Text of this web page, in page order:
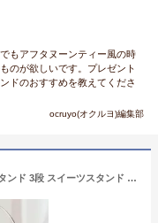
もアフタヌーンティー風の時
のが欲しいです。プレゼント
ドのおすすめを教えてくださ
ocruyo(オクルヨ)編集部
アフタヌーンティー スタンド ケーキスタンド 3段 スイーツスタンド まとめ買い 業務用 シンプル スイーツディスプレイ インテリア 桃の節句 ひなまつり 雛祭り ひな祭り 春 /3段プレートホルダー(ホワイト)(ブラック)(シルバー) black silver white